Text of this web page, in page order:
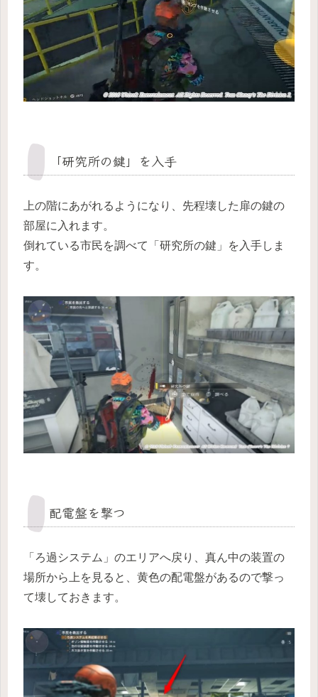
「研究所の鍵」を入手
上の階にあがれるようになり、先程壊した扉の鍵の
部屋に入れます。
倒れている市民を調べて「研究所の鍵」を入手しま
す。
配電盤を撃つ
「ろ過システム」のエリアへ戻り、真ん中の装置の
場所から上を見ると、黄色の配電盤があるので撃っ
て壊しておきます。